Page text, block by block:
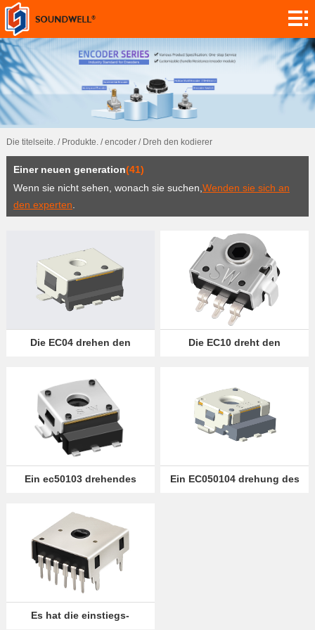
Ranzoomen.
Modul
maßgeschneidert.
encoder
Netzektometer,
elektrische
steckdosen
Switch.
App.
Forschung!
Nachrichten.
Offensichtlich,
können ihr
was anderes
anbieten.
Die titelseite./ Produkte./encoder/ Dreh den kodierer
Einer neuen generation(41)
Wenn sie nicht sehen, wonach sie suchen,Wenden sie sich an
den experten.
Die EC04 drehen den
Die EC10 dreht den
Ein ec50103 drehendes
Ein EC050104 drehung des
Es hat die einstiegs-